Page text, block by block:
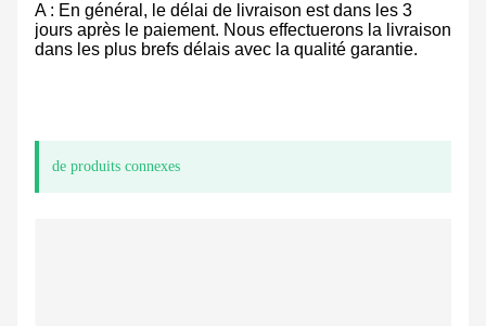
A : En général, le délai de livraison est dans les 3
jours après le paiement. Nous effectuerons la livraison
dans les plus brefs délais avec la qualité garantie.
de produits connexes